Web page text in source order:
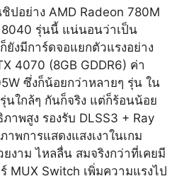
ปอย่าง AMD Radeon 780M
รุ่นนี้ แน่นอนว่าเป็น
ยังมีการ์ดจอแยกตัวแรงอย่าง
4070 (8GB GDDR6) ค่า
ซึ่งก็น้อยกว่าหลายๆ รุ่น ใน
นใกล้ๆ กันก็จริง แต่ก็ร้อนน้อย
าพสูง รองรับ DLSS3 + Ray
พการแสดงแสงเงาในเกม
งาม ไหลลื่น สมจริงกว่าที่เคยมี
MUX Switch เพิ่มความแรงไป